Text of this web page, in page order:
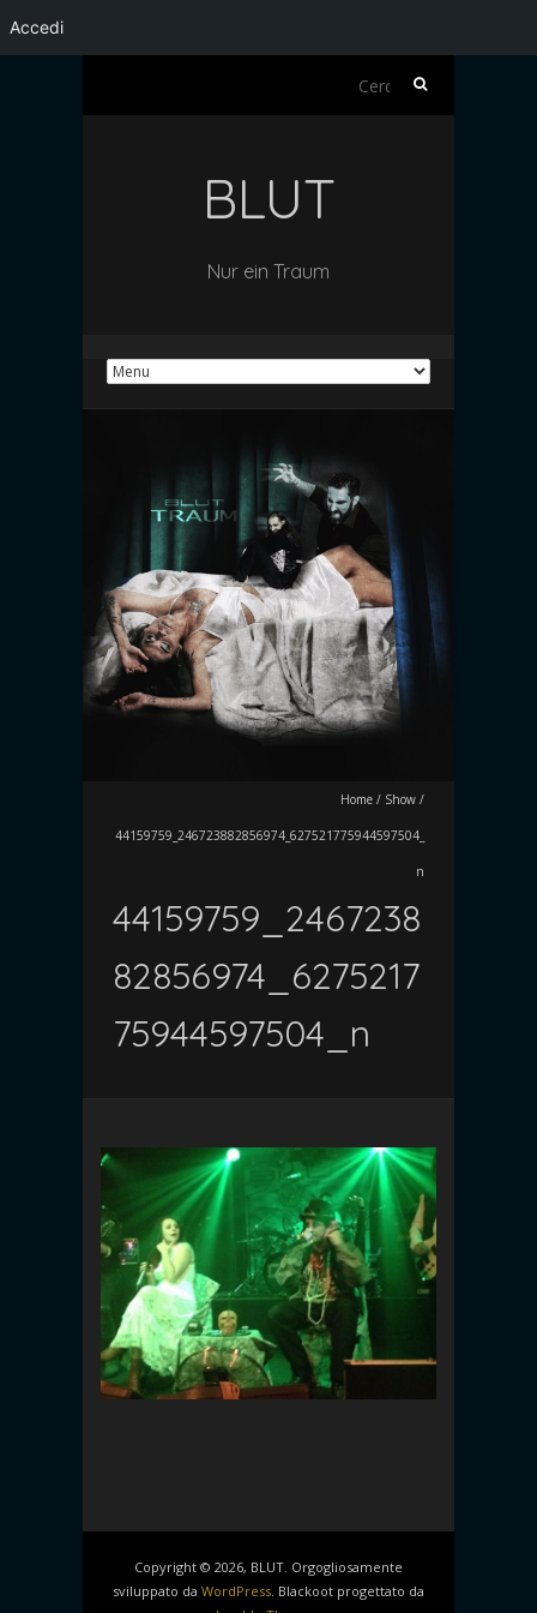
Accedi
Ricerca
BLUT
Nur ein Traum
Home / Show /
44159759_246723882856974_627521775944597504_
n
44159759_2467238
82856974_6275217
75944597504_n
Copyright © 2026, BLUT. Orgogliosamente
sviluppato da WordPress. Blackoot progettato da